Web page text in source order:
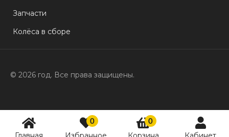
0
0
Запчасти
Колёса в сборе
© 2026 год. Все права защищены.